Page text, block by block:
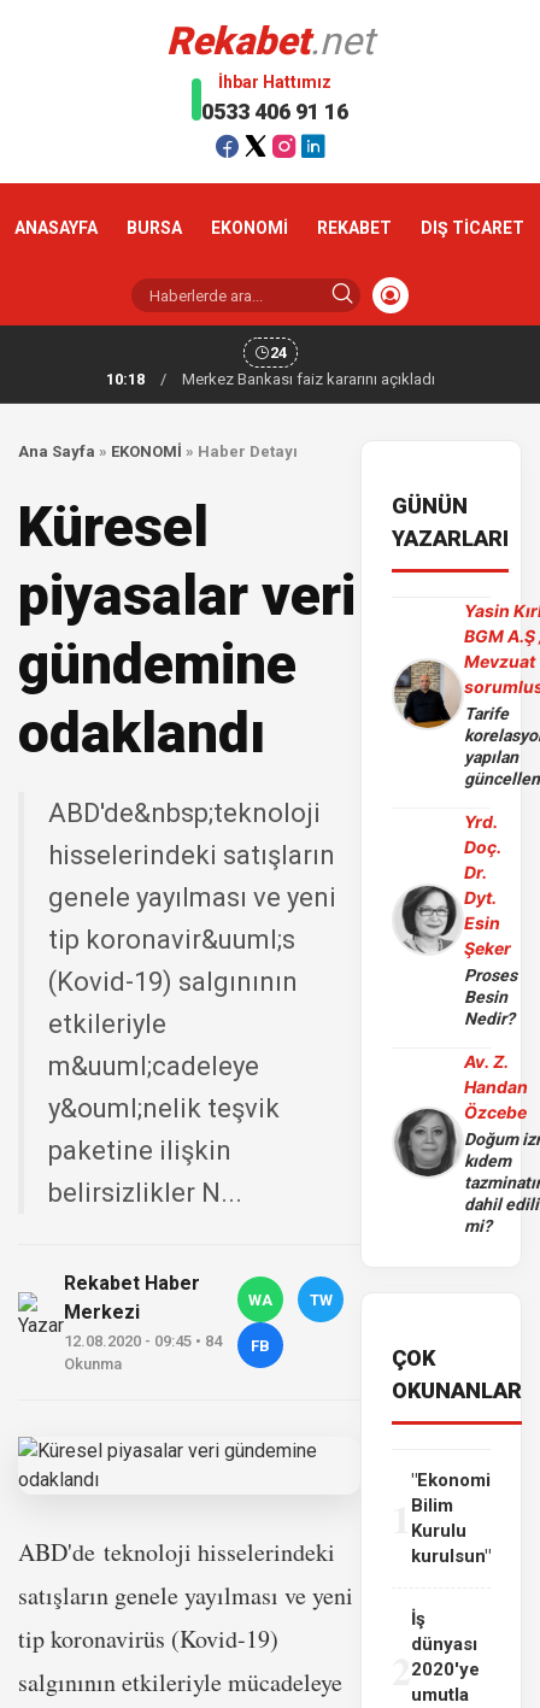
Rekabet.net
İhbar Hattımız
0533 406 91 16
ANASAYFA BURSA EKONOMİ REKABET DIŞ TİCARET
24
10:18
/ Merkez Bankası faiz kararını açıkladı
Ana Sayfa » EKONOMİ » Haber Detayı
Küresel
piyasalar veri
gündemine
odaklandı
ABD'de&nbsp;teknoloji
hisselerindeki satışların
genele yayılması ve yeni
tip koronavir&uuml;s
(Kovid-19) salgınının
etkileriyle
m&uuml;cadeleye
y&ouml;nelik teşvik
paketine ilişkin
belirsizlikler N...
Rekabet Haber
Merkezi
12.08.2020 - 09:45 • 84
Okunma
WA TW
FB
ABD'de teknoloji hisselerindeki
satışların genele yayılması ve yeni
tip koronavirüs (Kovid-19)
salgınının etkileriyle mücadeleye
GÜNÜN
YAZARLARI
Yasin
BGM A.Ş
Mevzuat
Tarife
yapılan
Yrd.
Doç.
Dr.
Dyt.
Esin
Şeker
Proses
Besin
Nedir?
Av. Z.
Handan
Özcebe
Doğum
kıdem
dahil
mi?
ÇOK
OKUNANLAR
"Ekonomi
Bilim
Kurulu
kurulsun"
İş
dünyası
2020'ye
umutla